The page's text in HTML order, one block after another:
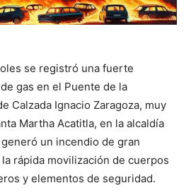
se registró una fuerte
gas en el Puente de la
Calzada Ignacio Zaragoza, muy
Martha Acatitla, en la alcaldía
un incendio de gran
rápida movilización de cuerpos
y elementos de seguridad.